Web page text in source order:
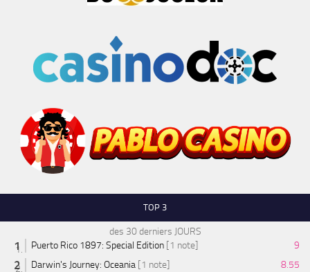
TOP 3
des 30 derniers JOURS
Puerto Rico 1897: Special Edition [1 note]
9
Darwin's Journey: Oceania [1 note]
8.55